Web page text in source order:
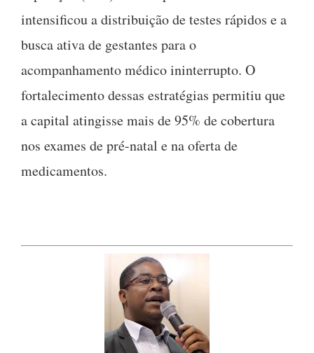
intensificou a distribuição de testes rápidos e a
busca ativa de gestantes para o
acompanhamento médico ininterrupto. O
fortalecimento dessas estratégias permitiu que
a capital atingisse mais de 95% de cobertura
nos exames de pré-natal e na oferta de
medicamentos.